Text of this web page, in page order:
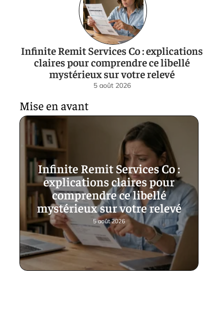
Infinite Remit Services Co : explications
claires pour comprendre ce libellé
mystérieux sur votre relevé
5 août 2026
Mise en avant
Infinite Remit Services Co :
explications claires pour
comprendre ce libellé
mystérieux sur votre relevé
5 août 2026